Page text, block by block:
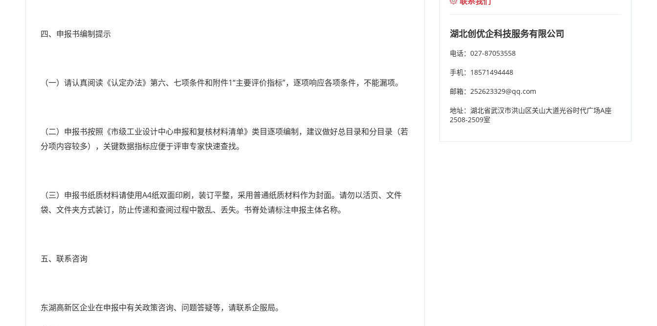
四、申报书编制提示
（一）请认真阅读《认定办法》第六、七项条件和附件1“主要评价指标”，逐项响应各项条件，不能漏项。
（二）申报书按照《市级工业设计中心申报和复核材料清单》类目逐项编制，建议做好总目录和分目录（若
分项内容较多），关键数据指标应便于评审专家快速查找。
（三）申报书纸质材料请使用A4纸双面印刷，装订平整，采用普通纸质材料作为封面。请勿以活页、文件
袋、文件夹方式装订，防止传递和查阅过程中散乱、丢失。书脊处请标注申报主体名称。
五、联系咨询
东湖高新区企业在申报中有关政策咨询、问题答疑等，请联系企服局。
湖北创优企科技服务有限公司
电话：027-87053558
手机：18571494448
邮箱：252623329@qq.com
地址：湖北省武汉市洪山区关山大道光谷时代广场A座
2508-2509室